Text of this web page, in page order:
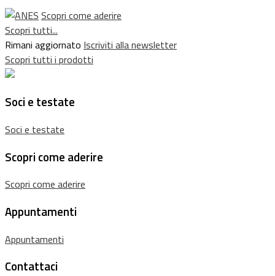
Scopri come aderire
Scopri tutti...
Rimani aggiornato Iscriviti alla newsletter
Scopri tutti i prodotti
Soci e testate
Soci e testate
Scopri come aderire
Scopri come aderire
Appuntamenti
Appuntamenti
Contattaci